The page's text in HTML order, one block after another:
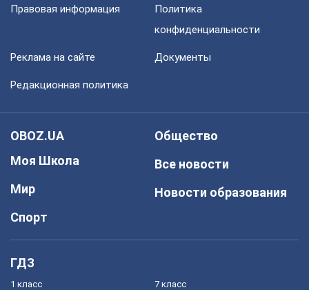
Правовая информация
Политика
конфиденциальности
Реклама на сайте Документы
Редакционная политика
OBOZ.UA
Моя Школа
Мир
Спорт
Общество
Все новости
Новости образования
ГДЗ
1 класс 7 класс